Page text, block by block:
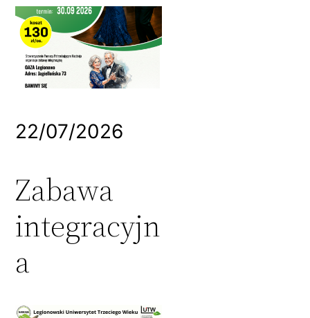
22/07/2026
Zabawa
integracyjn
a